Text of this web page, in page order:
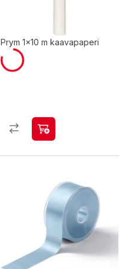
Prym 1x10 m kaavapaperi